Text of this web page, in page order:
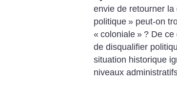
envie de retourner
politique » peut-on
« coloniale » ? De ce
de disqualifier
situation historique
niveaux